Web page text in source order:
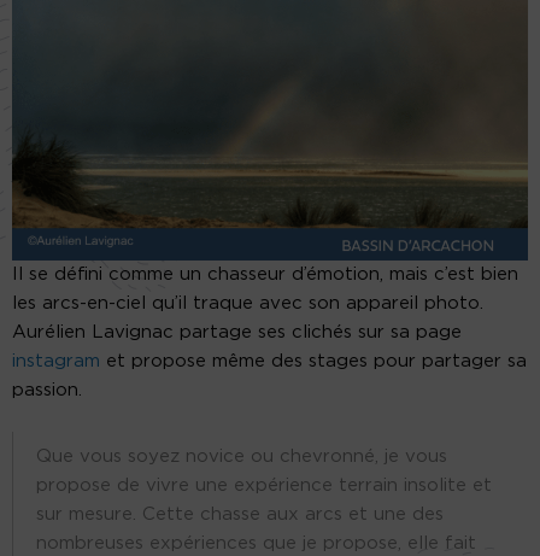
Il se défini comme un chasseur d’émotion, mais c’est bien
les arcs-en-ciel qu’il traque avec son appareil photo.
Aurélien Lavignac partage ses clichés sur sa page
instagram et propose même des stages pour partager sa
passion.
Que vous soyez novice ou chevronné, je vous
propose de vivre une expérience terrain insolite et
sur mesure. Cette chasse aux arcs et une des
nombreuses expériences que je propose, elle fait